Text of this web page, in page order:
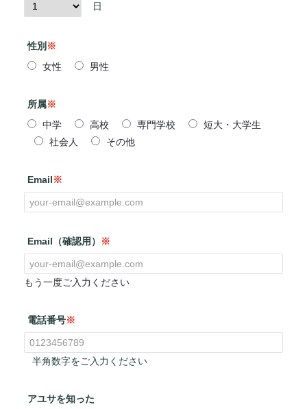
日
性別 ※
女性
男性
所属※
中学
高校 専門学校
短大・大学生
社会人
その他
Email※
Email（確認用） ※
もう一度ご入力ください
電話番号※
半角数字をご入力ください
アユサを知った